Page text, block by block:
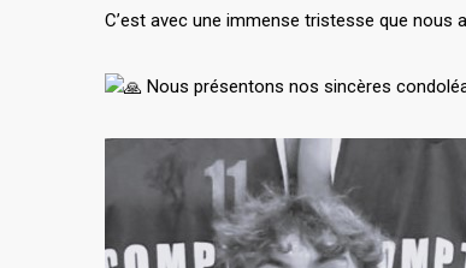
C’est avec une immense tristesse que nous
Nous présentons nos sincères